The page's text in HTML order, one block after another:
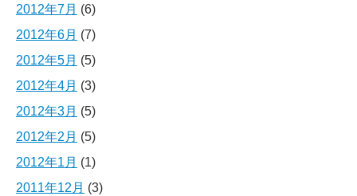
2012年7月 (6)
2012年6月 (7)
2012年5月 (5)
2012年4月 (3)
2012年3月 (5)
2012年2月 (5)
2012年1月 (1)
2011年12月 (3)